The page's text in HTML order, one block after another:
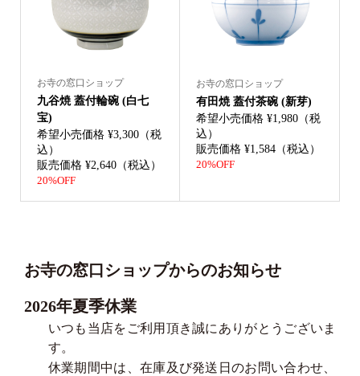
お寺の窓口ショップ
九谷焼 蓋付輪碗 (白七
宝)
希望小売価格 ¥3,300（税
込）
販売価格 ¥2,640（税込）
20%OFF
お寺の窓口ショップ
有田焼 蓋付茶碗 (新芽)
希望小売価格 ¥1,980（税
込）
販売価格 ¥1,584（税込）
20%OFF
お寺の窓口ショップからのお知らせ
2026年夏季休業
いつも当店をご利用頂き誠にありがとうございま
す。
休業期間中は、在庫及び発送日のお問い合わせ、